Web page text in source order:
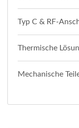
Typ C & RF-
Thermische
Mechanische